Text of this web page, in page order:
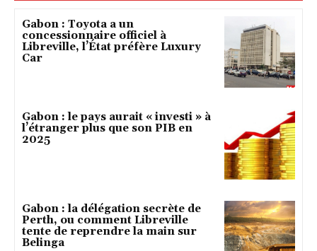
Gabon : Toyota a un
concessionnaire officiel à
Libreville, l’État préfère Luxury
Car
Gabon : le pays aurait « investi » à
l’étranger plus que son PIB en
2025
Gabon : la délégation secrète de
Perth, ou comment Libreville
tente de reprendre la main sur
Belinga